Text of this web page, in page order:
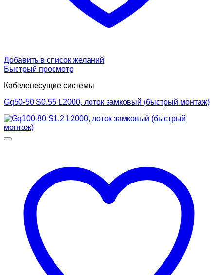
Добавить в список желаний
Быстрый просмотр
Кабеленесущие системы
Gq50-50 S0.55 L2000, лоток замковый (быстрый монтаж)